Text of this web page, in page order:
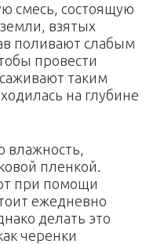
смесь, состоящую
взятых
поливают слабым
провести
таким
на глубине
влажность,
пленкой.
при помощи
ежедневно
делать это
черенки